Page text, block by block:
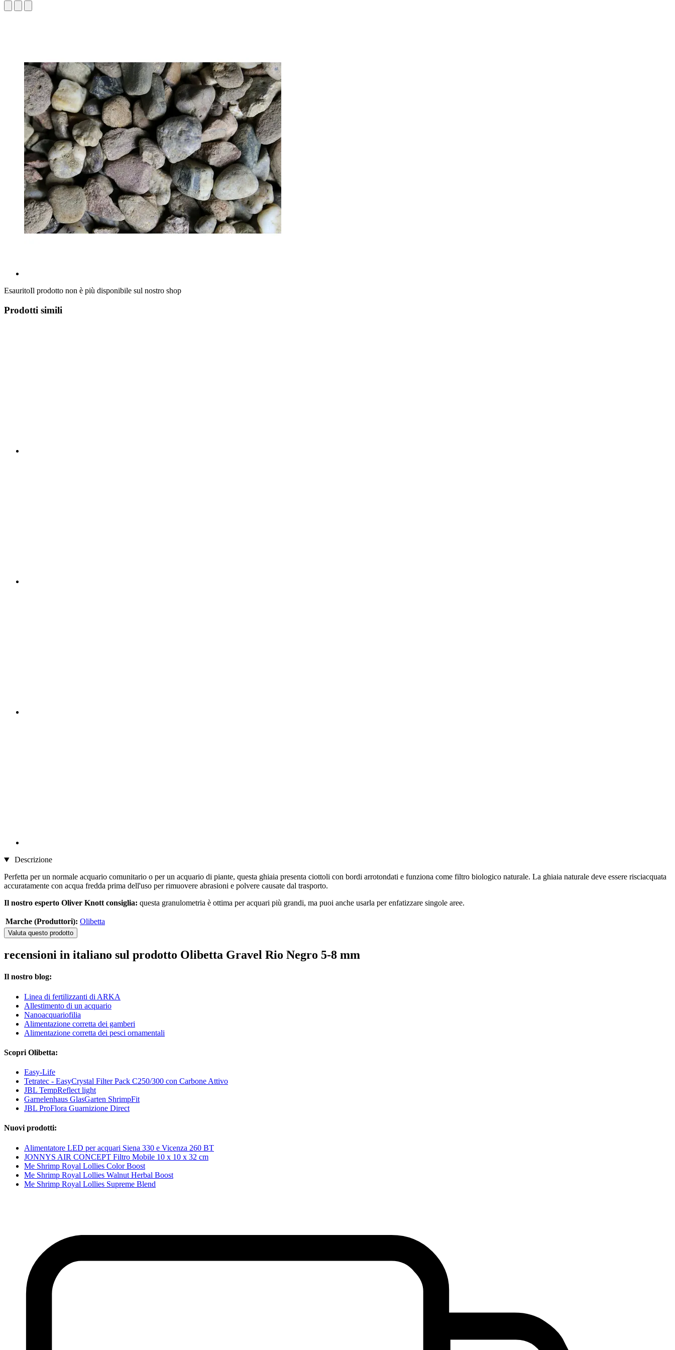
EsauritoIl prodotto non è più disponibile sul nostro shop
Prodotti simili
Descrizione
Perfetta per un normale acquario comunitario o per un acquario di piante, questa ghiaia presenta ciottoli con bordi arrotondati e funziona come filtro biologico naturale. La ghiaia naturale deve essere risciacquata
accuratamente con acqua fredda prima dell'uso per rimuovere abrasioni e polvere causate dal trasporto.
Il nostro esperto Oliver Knott consiglia: questa granulometria è ottima per acquari più grandi, ma puoi anche usarla per enfatizzare singole aree.
Marche (Produttori): Olibetta
Valuta questo prodotto
recensioni in italiano sul prodotto Olibetta Gravel Rio Negro 5-8 mm
Il nostro blog:
Linea di fertilizzanti di ARKA
Allestimento di un acquario
Nanoacquariofilia
Alimentazione corretta dei gamberi
Alimentazione corretta dei pesci ornamentali
Scopri Olibetta:
Easy-Life
Tetratec - EasyCrystal Filter Pack C250/300 con Carbone Attivo
JBL TempReflect light
Garnelenhaus GlasGarten ShrimpFit
JBL ProFlora Guarnizione Direct
Nuovi prodotti:
Alimentatore LED per acquari Siena 330 e Vicenza 260 BT
JONNYS AIR CONCEPT Filtro Mobile 10 x 10 x 32 cm
Me Shrimp Royal Lollies Color Boost
Me Shrimp Royal Lollies Walnut Herbal Boost
Me Shrimp Royal Lollies Supreme Blend